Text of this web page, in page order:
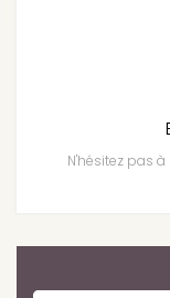
N'hésitez pas